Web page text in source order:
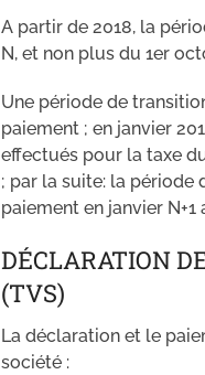
A partir de 2018, la
N, et non plus du 1er
Une période de
paiement ; en janvier
effectués pour la taxe
; par la suite: la période
paiement en janvier
DÉCLARATION
(TVS)
La déclaration et le
société :